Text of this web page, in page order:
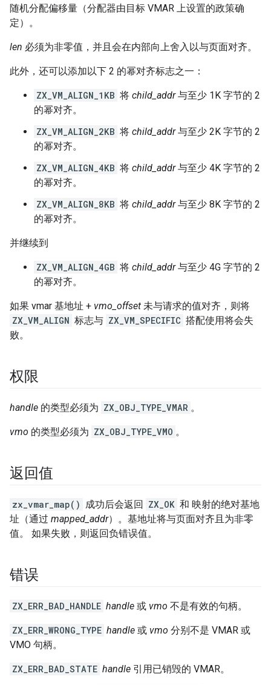
随机分配偏移量（分配器由目标 VMAR 上设置的政策确
定）。
len 必须为非零值，并且会在内部向上舍入以与页面对齐。
此外，还可以添加以下 2 的幂对齐标志之一：
ZX_VM_ALIGN_1KB 将 child_addr与至少 1K 字节的 2
的幂对齐。
ZX_VM_ALIGN_2KB 将 child_addr与至少 2K 字节的 2
的幂对齐。
ZX_VM_ALIGN_4KB 将 child_addr与至少 4K 字节的 2
的幂对齐。
ZX_VM_ALIGN_8KB 将 child_addr与至少 8K 字节的 2
的幂对齐。
并继续到
ZX_VM_ALIGN_4GB 将 child_addr与至少 4G 字节的 2
的幂对齐。
如果 vmar 基地址 + vmo_offset 未与请求的值对齐，则将
ZX_VM_ALIGN 标志与 ZX_VM_SPECIFIC 搭配使用将会失
败。
权限
handle 的类型必须为 ZX_OBJ_TYPE_VMAR 。
vmo 的类型必须为 ZX_OBJ_TYPE_VMO 。
返回值
zx_vmar_map() 成功后会返回 ZX_OK 和 映射的绝对基地
址（通过 mapped_addr）。基地址将与页面对齐且为非零
值。 如果失败，则返回负错误值。
错误
ZX_ERR_BAD_HANDLE handle 或 vmo 不是有效的句柄。
ZX_ERR_WRONG_TYPE handle 或 vmo 分别不是 VMAR 或
VMO 句柄。
ZX_ERR_BAD_STATE handle 引用已销毁的 VMAR。